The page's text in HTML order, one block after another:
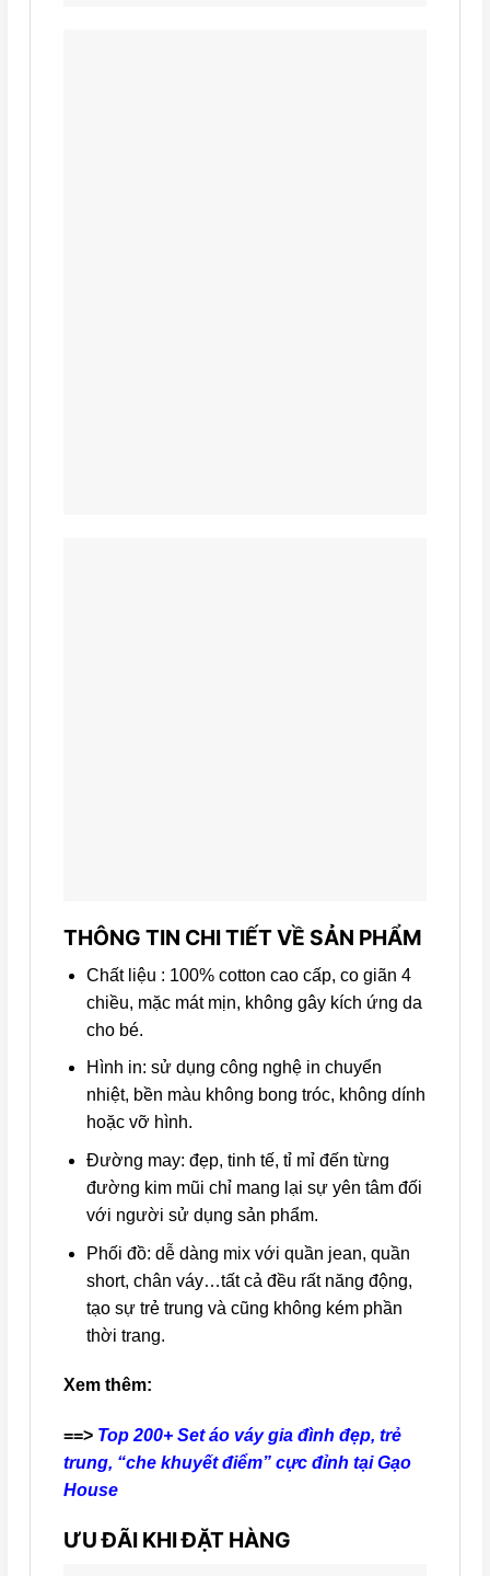
THÔNG TIN CHI TIẾT VỀ SẢN PHẨM
Chất liệu : 100% cotton cao cấp, co giãn 4
chiều, mặc mát mịn, không gây kích ứng da
cho bé.
Hình in: sử dụng công nghệ in chuyển
nhiệt, bền màu không bong tróc, không dính
hoặc vỡ hình.
Đường may: đẹp, tinh tế, tỉ mỉ đến từng
đường kim mũi chỉ mang lại sự yên tâm đối
với người sử dụng sản phẩm.
Phối đồ: dễ dàng mix với quần jean, quần
short, chân váy…tất cả đều rất năng động,
tạo sự trẻ trung và cũng không kém phần
thời trang.
Xem thêm:
==> Top 200+ Set áo váy gia đình đẹp, trẻ
trung, “che khuyết điểm” cực đỉnh tại Gạo
House
ƯU ĐÃI KHI ĐẶT HÀNG